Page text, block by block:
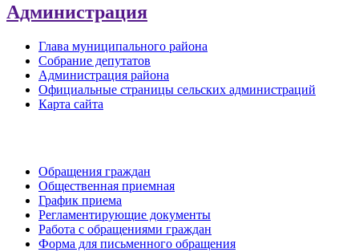
Администрация
Глава муниципального района
Собрание депутатов
Администрация района
Официальные страницы сельских администраций
Карта сайта
Обращения граждан
Общественная приемная
График приема
Регламентирующие документы
Работа с обращениями граждан
Форма для письменного обращения